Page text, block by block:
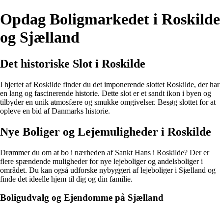
Opdag Boligmarkedet i Roskilde
og Sjælland
Det historiske Slot i Roskilde
I hjertet af Roskilde finder du det imponerende slottet Roskilde, der har
en lang og fascinerende historie. Dette slot er et sandt ikon i byen og
tilbyder en unik atmosfære og smukke omgivelser. Besøg slottet for at
opleve en bid af Danmarks historie.
Nye Boliger og Lejemuligheder i Roskilde
Drømmer du om at bo i nærheden af Sankt Hans i Roskilde? Der er
flere spændende muligheder for nye lejeboliger og andelsboliger i
området. Du kan også udforske nybyggeri af lejeboliger i Sjælland og
finde det ideelle hjem til dig og din familie.
Boligudvalg og Ejendomme på Sjælland